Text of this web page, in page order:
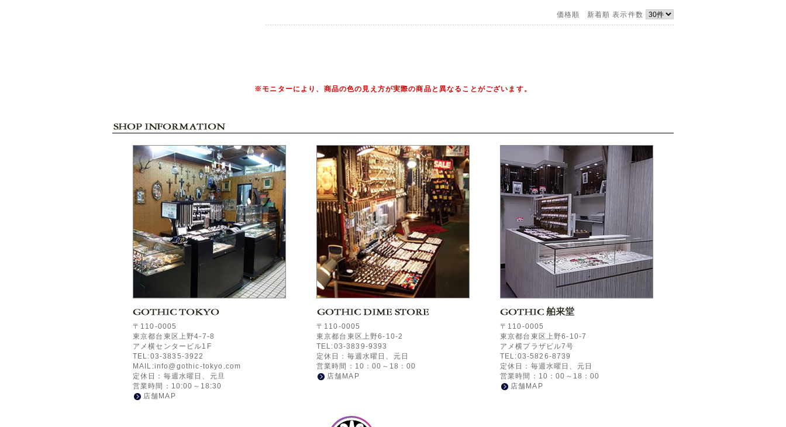
価格順 新着順 表示件数
※モニターにより、商品の色の見え方が実際の商品と異なることがございます。
〒110-0005
東京都台東区上野4-7-8
アメ横センタービル1F
TEL:03-3835-3922
MAIL:info@gothic-tokyo.com
定休日：毎週水曜日、元旦
営業時間：10:00～18:30
店舗MAP
〒110-0005
東京都台東区上野6-10-2
TEL:03-3839-9393
定休日：毎週水曜日、元日
営業時間：10：00～18：00
店舗MAP
〒110-0005
東京都台東区上野6-10-7
アメ横プラザビル7号
TEL:03-5826-8739
定休日：毎週水曜日、元日
営業時間：10：00～18：00
店舗MAP